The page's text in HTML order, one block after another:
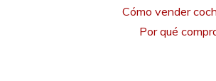
Cómo vender
Por qué